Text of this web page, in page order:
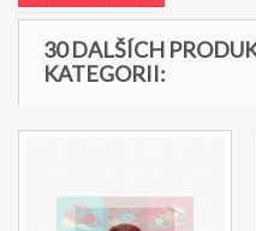
30 DALŠÍCH
KATEGORII: